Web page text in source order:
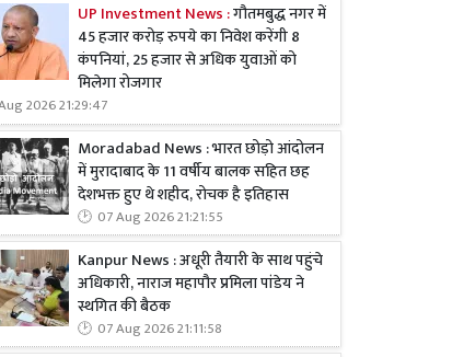
UP Investment News :गौतमबुद्ध नगर में
45 हजार करोड़ रुपये का निवेश करेंगी 8
कंपनियां, 25 हजार से अधिक युवाओं को
मिलेगा रोजगार
2026 21:29:47
Moradabad News : भारत छोड़ो आंदोलन
में मुरादाबाद के 11 वर्षीय बालक सहित छह
देशभक्त हुए थे शहीद, रोचक है इतिहास
07 Aug 2026 21:21:55
Kanpur News : अधूरी तैयारी के साथ पहुंचे
अधिकारी, नाराज महापौर प्रमिला पांडेय ने
स्थगित की बैठक
07 Aug 2026 21:11:58